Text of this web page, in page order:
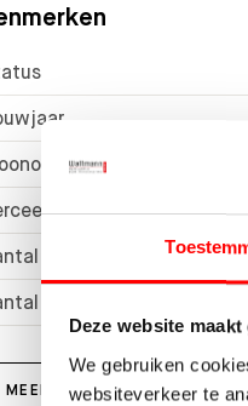
Deze website
We gebruiken
websiteverkeer te
kamers
slaapkamers
MEER KENMERKEN